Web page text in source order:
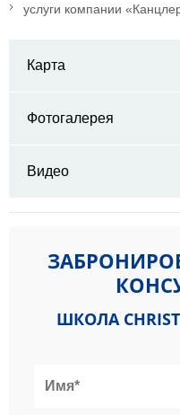
услуги компании
Карта
Фотогалерея
Видео
ШКОЛА